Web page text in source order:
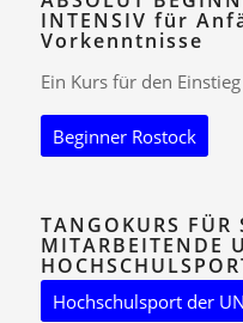
INTENSIV für
Vorkenntnisse
Ein Kurs für den
Beginner Rostock
TANGOKURS FÜR
MITARBEITENDE
Hochschulsport der